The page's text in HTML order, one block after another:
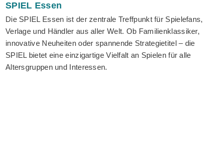
SPIEL Essen
Die SPIEL Essen ist der zentrale Treffpunkt für Spielefans,
Verlage und Händler aus aller Welt. Ob Familienklassiker,
innovative Neuheiten oder spannende Strategietitel – die
SPIEL bietet eine einzigartige Vielfalt an Spielen für alle
Altersgruppen und Interessen.